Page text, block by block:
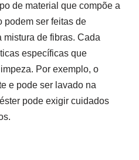
de material que compõe a
podem ser feitas de
de fibras. Cada
específicas que
Por exemplo, o
e pode ser lavado na
pode exigir cuidados